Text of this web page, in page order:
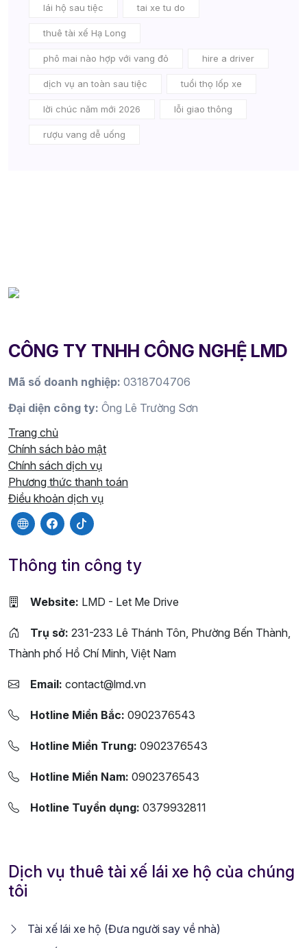
lái hộ sau tiệc tai xe tu do
thuê tài xế Hạ Long
phô mai nào hợp với vang đỏ hire a driver
dịch vụ an toàn sau tiệc tuổi thọ lốp xe
lời chúc năm mới 2026 lỗi giao thông
rượu vang dễ uống
CÔNG TY TNHH CÔNG NGHỆ LMD
Mã số doanh nghiệp: 0318704706
Đại diện công ty: Ông Lê Trường Sơn
Trang chủ
Chính sách bảo mật
Chính sách dịch vụ
Phương thức thanh toán
Điều khoản dịch vụ
Thông tin công ty
Website: LMD - Let Me Drive
Trụ sở: 231-233 Lê Thánh Tôn, Phường Bến Thành,
Thành phố Hồ Chí Minh, Việt Nam
Email: contact@lmd.vn
Hotline Miền Bắc: 0902376543
Hotline Miền Trung: 0902376543
Hotline Miền Nam: 0902376543
Hotline Tuyển dụng: 0379932811
Dịch vụ thuê tài xế lái xe hộ của chúng
tôi
Tài xế lái xe hộ (Đưa người say về nhà)